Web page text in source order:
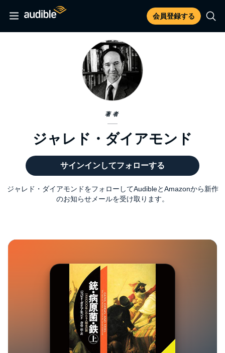
会員登録する
著者
ジャレド・ダイアモンド
サインインしてフォローする
ジャレド・ダイアモンドをフォローしてAudibleとAmazonから新作
のお知らせメールを受け取ります。